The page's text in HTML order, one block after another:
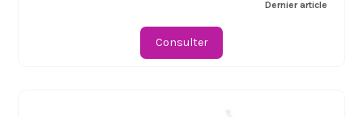
Dernier article
Consulter